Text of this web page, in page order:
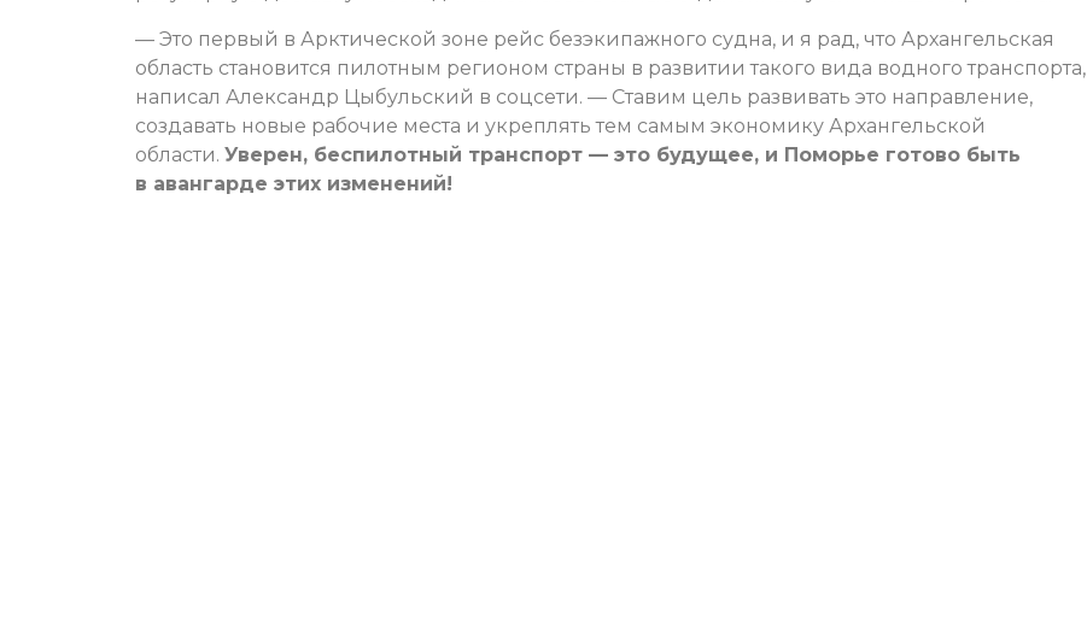
— Это первый в Арктической зоне рейс безэкипажного судна, и я рад, что Архангельская
область становится пилотным регионом страны в развитии такого вида водного транспорта,
написал Александр Цыбульский в соцсети. — Ставим цель развивать это направление,
создавать новые рабочие места и укреплять тем самым экономику Архангельской
области. Уверен, беспилотный транспорт — это будущее, и Поморье готово быть
в авангарде этих изменений!